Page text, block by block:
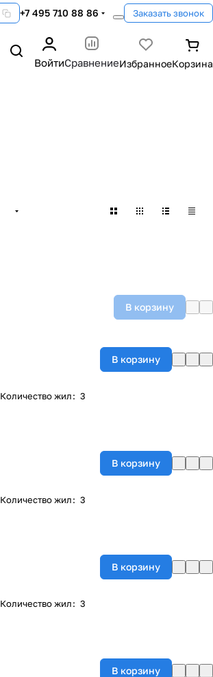
+7 495 710 88 86 Заказать звонок
ВойтиСравнение
В корзину
В корзину
Количество жил: 3
В корзину
Количество жил: 3
В корзину
Количество жил: 3
В корзину